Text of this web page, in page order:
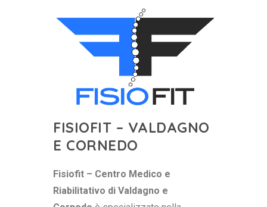
FISIOFIT – VALDAGNO
E CORNEDO
Fisiofit – Centro Medico e
Riabilitativo di Valdagno e